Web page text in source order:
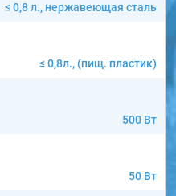
≤ 0,8 л., нержавеющая сталь
≤ 0,8л., (пищ. пластик)
500 Вт
50 Вт